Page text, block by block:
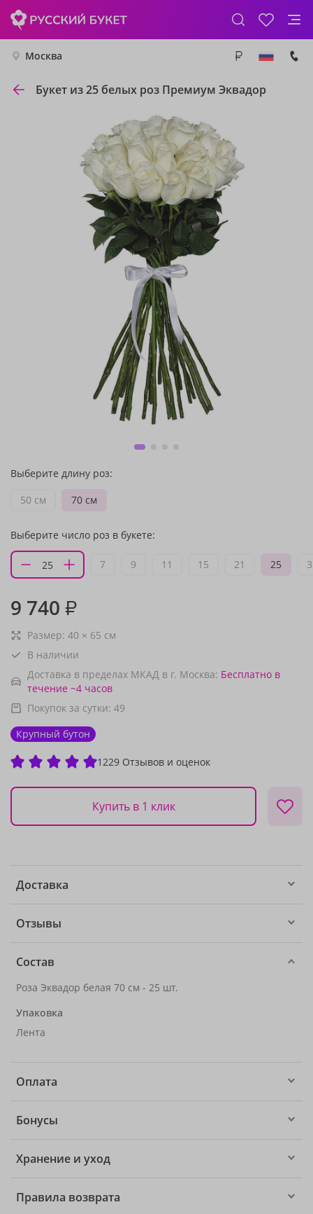
Москва
Букет из 25 белых роз Премиум Эквадор
Выберите длину роз:
50 см
70 см
Выберите число роз в букете:
7 9 11 15 21 25
9 740 ₽
Размер: 40 × 65 см
В наличии
Доставка в пределах МКАД в г. Москва: Бесплатно в
течение ~4 часов
Покупок за сутки: 49
Крупный бутон
1229 Отзывов и оценок
Купить в 1 клик
Доставка
Отзывы
Состав
Роза Эквадор белая 70 см - 25 шт.
Упаковка
Лента
Оплата
Бонусы
Хранение и уход
Правила возврата